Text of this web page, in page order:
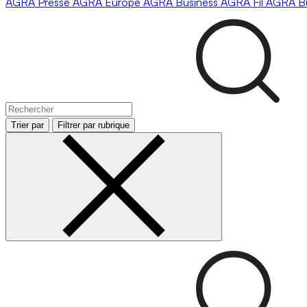
Trier par Filtrer par rubrique